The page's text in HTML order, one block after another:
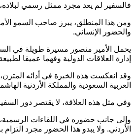
فالسفير لم يعد مجرد ممثل رسمي لبلاده،
ومن هذا المنطلق، يبرز صاحب السمو
والحضور الإنساني.
يحمل الأمير منصور مسيرة طويلة في
إدارة العلاقات الدولية وفهما عميقا
وقد انعكست هذه الخبرة في أدائه
العربية السعودية والمملكة الأردنية
وفي مثل هذه العلاقة، لا يقتصر دور
وإلى جانب حضوره في اللقاءات الرسمية،
الأردني. ولا يبدو هذا الحضور مجرد